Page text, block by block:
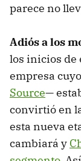
parece no
Adiós a los
los inicios de
empresa
Source—
convirtió en
esta nueva
cambiará y